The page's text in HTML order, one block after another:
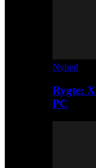
Nyhed
Rygte:
PC